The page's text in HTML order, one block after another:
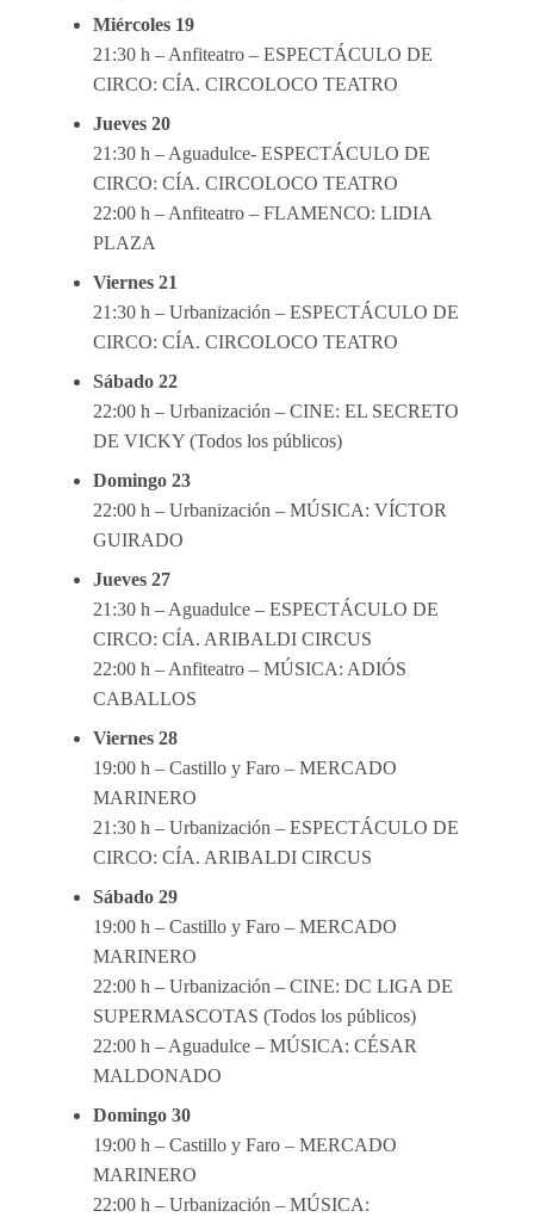
Miércoles 19
21:30 h – Anfiteatro – ESPECTÁCULO DE
CIRCO: CÍA. CIRCOLOCO TEATRO
Jueves 20
21:30 h – Aguadulce- ESPECTÁCULO DE
CIRCO: CÍA. CIRCOLOCO TEATRO
22:00 h – Anfiteatro – FLAMENCO: LIDIA
PLAZA
Viernes 21
21:30 h – Urbanización – ESPECTÁCULO DE
CIRCO: CÍA. CIRCOLOCO TEATRO
Sábado 22
22:00 h – Urbanización – CINE: EL SECRETO
DE VICKY (Todos los públicos)
Domingo 23
22:00 h – Urbanización – MÚSICA: VÍCTOR
GUIRADO
Jueves 27
21:30 h – Aguadulce – ESPECTÁCULO DE
CIRCO: CÍA. ARIBALDI CIRCUS
22:00 h – Anfiteatro – MÚSICA: ADIÓS
CABALLOS
Viernes 28
19:00 h – Castillo y Faro – MERCADO
MARINERO
21:30 h – Urbanización – ESPECTÁCULO DE
CIRCO: CÍA. ARIBALDI CIRCUS
Sábado 29
19:00 h – Castillo y Faro – MERCADO
MARINERO
22:00 h – Urbanización – CINE: DC LIGA DE
SUPERMASCOTAS (Todos los públicos)
22:00 h – Aguadulce – MÚSICA: CÉSAR
MALDONADO
Domingo 30
19:00 h – Castillo y Faro – MERCADO
MARINERO
22:00 h – Urbanización – MÚSICA: